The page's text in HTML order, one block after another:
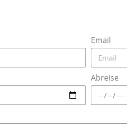
Email
Abreise